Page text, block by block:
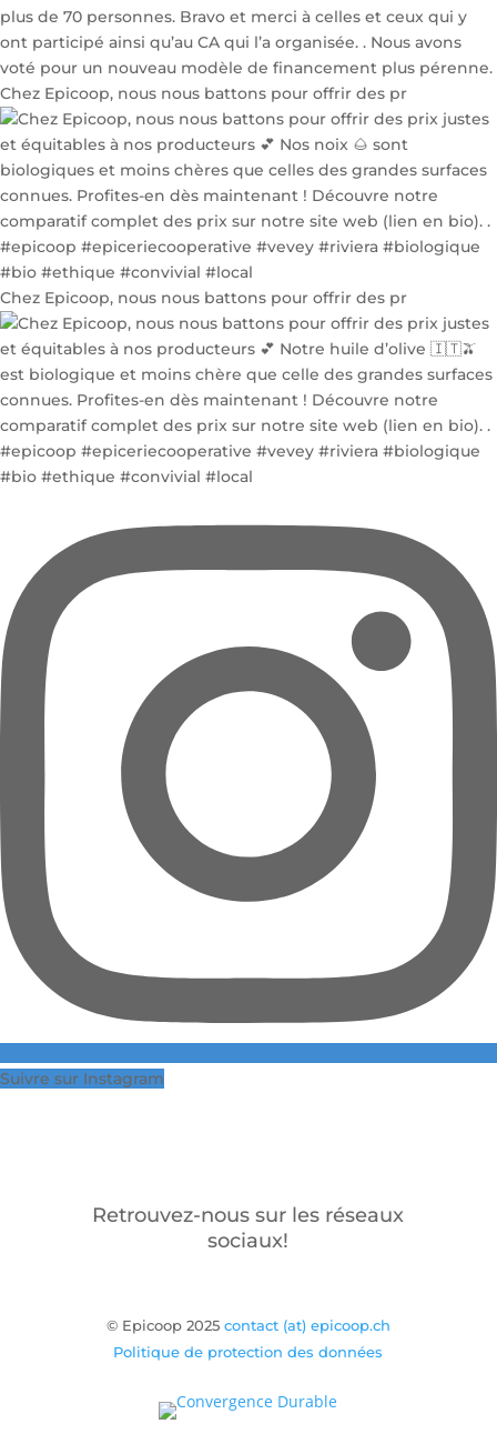
Chez Epicoop, nous nous battons pour offrir des pr
Chez Epicoop, nous nous battons pour offrir des pr
Suivre sur Instagram
Retrouvez-nous sur les réseaux
sociaux!
© Epicoop 2025 contact (at) epicoop.ch
Politique de protection des données